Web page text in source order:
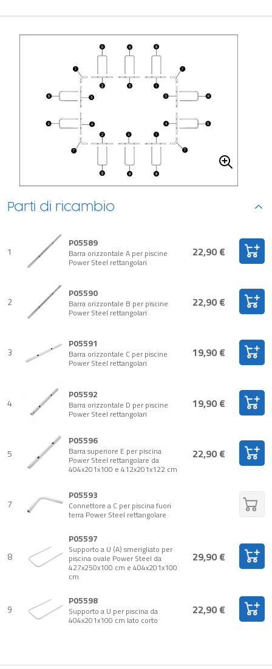
Parti di ricambio
1
P05589
Barra orizzontale A per piscine
Power Steel rettangolari
22,90 €
2
P05590
Barra orizzontale B per piscine
Power Steel rettangolari
22,90 €
3
P05591
Barra orizzontale C per piscine
Power Steel rettangolari
19,90 €
4
P05592
Barra orizzontale D per piscine
Power Steel rettangolari
19,90 €
5
P05596
Barra superiore E per piscina
Power Steel rettangolare da
404x201x100 e 412x201x122 cm
22,90 €
7
P05593
Connettore a C per piscina fuori
terra Power Steel rettangolare
8
P05597
Supporto a U (A) smerigliato per
piscina ovale Power Steel da
427x250x100 cm e 404x201x100
cm
29,90 €
9
P05598
Supporto a U per piscina da
404x201x100 cm lato corto
22,90 €